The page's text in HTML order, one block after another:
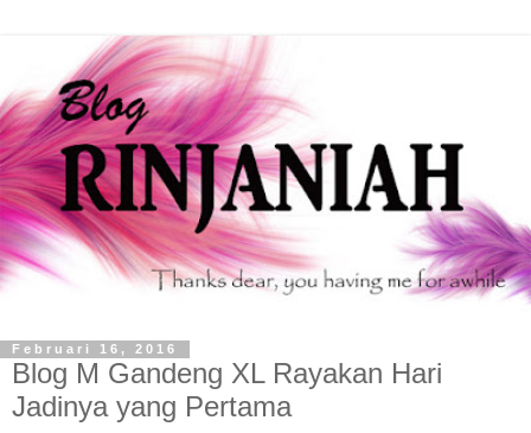
Februari 16, 2016
Blog M Gandeng XL Rayakan Hari
Jadinya yang Pertama